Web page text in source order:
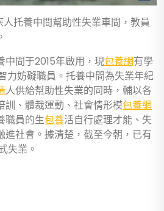
人托養中間幫助性失業車間，教員
中間于2015年啟用，現包養網有學
力妨礙職員。托養中間為失業年紀
人供給幫助性失業的同時，輔以各
訓、體裁運動、社會情形模包養網
職員的生包養活自行處理才能、失
進社會。據清楚，截至今朝，已有
失業。